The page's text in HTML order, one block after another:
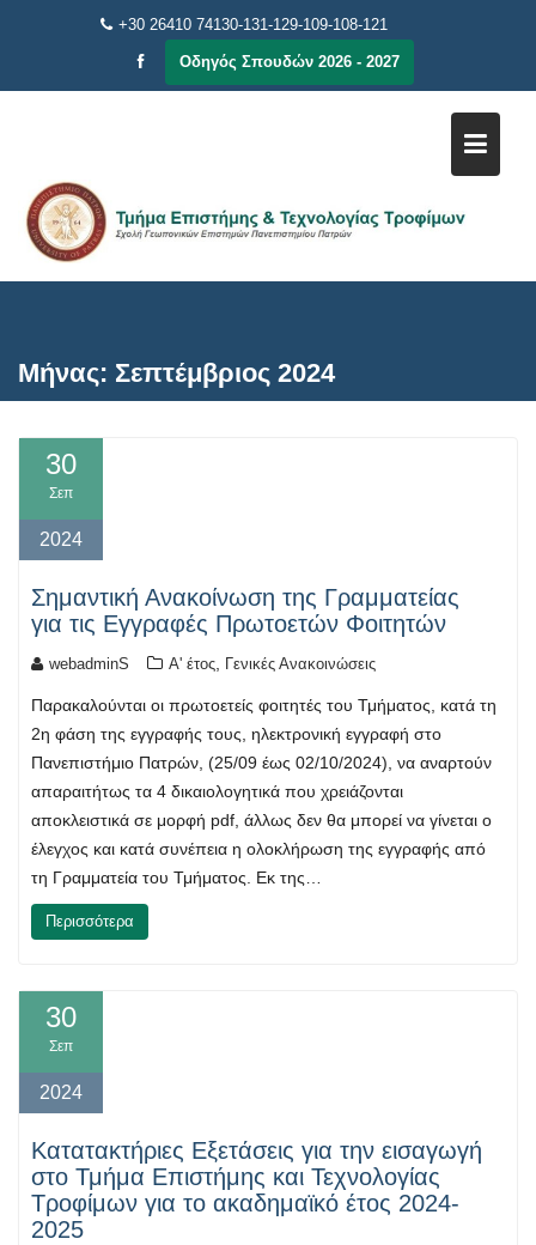
+30 26410 74130-131-129-109-108-121
Οδηγός Σπουδών 2026 - 2027
Μήνας: Σεπτέμβριος 2024
30
Σεπ
2024
Σημαντική Ανακοίνωση της Γραμματείας
για τις Εγγραφές Πρωτοετών Φοιτητών
webadminS Α' έτος, Γενικές Ανακοινώσεις
Παρακαλούνται οι πρωτοετείς φοιτητές του Τμήματος, κατά τη
2η φάση της εγγραφής τους, ηλεκτρονική εγγραφή στο
Πανεπιστήμιο Πατρών, (25/09 έως 02/10/2024), να αναρτούν
απαραιτήτως τα 4 δικαιολογητικά που χρειάζονται
αποκλειστικά σε μορφή pdf, άλλως δεν θα μπορεί να γίνεται ο
έλεγχος και κατά συνέπεια η ολοκλήρωση της εγγραφής από
τη Γραμματεία του Τμήματος. Εκ της…
Περισσότερα
30
Σεπ
2024
Κατατακτήριες Εξετάσεις για την εισαγωγή
στο Τμήμα Επιστήμης και Τεχνολογίας
Τροφίμων για το ακαδημαϊκό έτος 2024-
2025